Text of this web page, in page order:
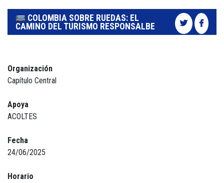
COLOMBIA SOBRE RUEDAS: EL
CAMINO DEL TURISMO RESPONSALBE
Organización
Capítulo Central
Apoya
ACOLTES
Fecha
24/06/2025
Horario